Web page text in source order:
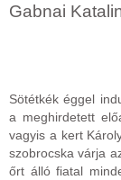
Gabnai
Sötétkék éggel
a meghirdetett
vagyis a kert
szobrocska várja
őrt álló fiatal